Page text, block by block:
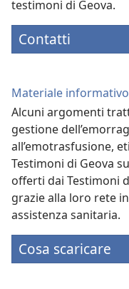
testimoni di Geova.
Contatti
Materiale
Alcuni argomenti
gestione
all’emotrasfusione,
Testimoni di Geova
offerti dai Testimoni
grazie alla loro rete
assistenza sanitaria.
Cosa scaricare